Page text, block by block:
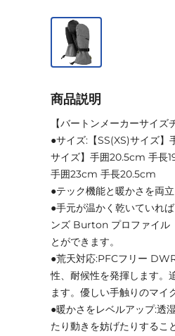
商品説明
【バートンメーカーサイ
●サイズ:【SS(XS)サイズ
サイズ】手囲20.5cm 手長
手囲23cm 手長20.5cm
●テック機能と暖かさを両立
●手元が温かく乾いていれ
ンズ Burton プロファイル
とができます。
●荒天対応:PFCフリー
性、耐候性を発揮します。
ます。優しい手触りのマイ
●暖かさをレベルアップ:透
たり動きを妨げたりするこ